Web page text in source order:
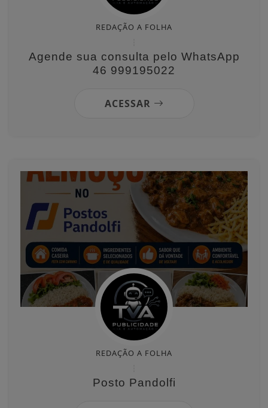
REDAÇÃO A FOLHA
Agende sua consulta pelo WhatsApp
46 999195022
ACESSAR
REDAÇÃO A FOLHA
Posto Pandolfi